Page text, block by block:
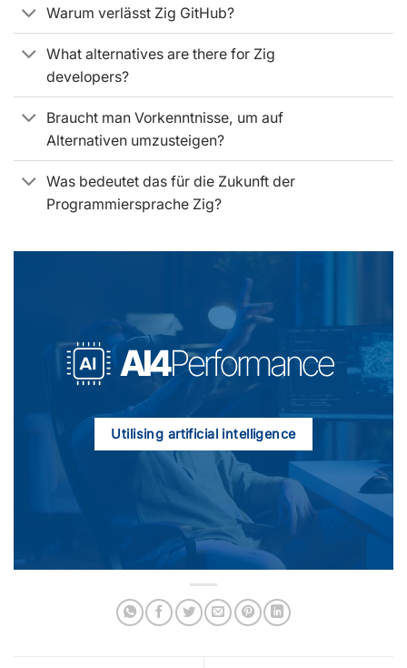
Warum verlässt Zig GitHub?
What alternatives are there for Zig
developers?
Braucht man Vorkenntnisse, um auf
Alternativen umzusteigen?
Was bedeutet das für die Zukunft der
Programmiersprache Zig?
Utilising artificial intelligence